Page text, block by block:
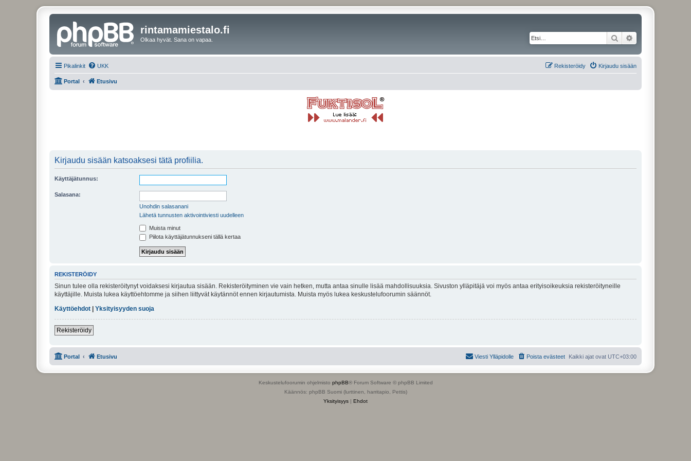
rintamamiestalo.fi
Olkaa hyvät. Sana on vapaa. Etsi
Pikalinkit UKK Kirjaudu sisään
Rekisteröidy
Portal Etusivu
Kirjaudu sisään katsoaksesi tätä profiilia.
Käyttäjätunnus:
Salasana:
Unohdin salasanani
Lähetä tunnusten aktivointiviesti uudelleen
Muista minut
Piilota käyttäjätunnukseni tällä kertaa
REKISTERÖIDY
Sinun tulee olla rekisteröitynyt voidaksesi kirjautua sisään. Rekisteröityminen vie vain hetken, mutta antaa sinulle lisää mahdollisuuksia. Sivuston ylläpitäjä voi myös antaa erityisoikeuksia rekisteröityneille
käyttäjille. Muista lukea käyttöehtomme ja siihen liittyvät käytännöt ennen kirjautumista. Muista myös lukea keskustelufoorumin säännöt.
Käyttöehdot
Yksityisyyden suoja
Rekisteröidy
Portal Etusivu Kaikki ajat ovat UTC+03:00
Poista evästeet
Viesti Ylläpidolle
Keskustelufoorumin ohjelmisto phpBB® Forum Software © phpBB Limited
Käännös: phpBB Suomi (lurttinen, harritapio, Pettis)
Yksityisyys | Ehdot